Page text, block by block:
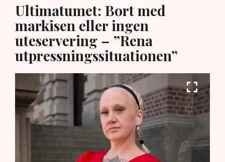
Ultimatumet: Bort med
markisen eller ingen
uteservering – ”Rena
utpressningssituationen”